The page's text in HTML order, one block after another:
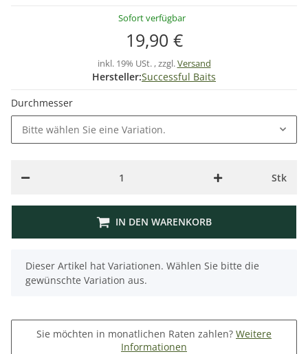
Sofort verfügbar
19,90 €
inkl. 19% USt. , zzgl.Versand
Hersteller:Successful Baits
Durchmesser
Bitte wählen Sie eine Variation.
Stk
IN DEN WARENKORB
x
Dieser Artikel hat Variationen. Wählen Sie bitte die
gewünschte Variation aus.
Sie möchten in monatlichen Raten zahlen? Weitere
Informationen